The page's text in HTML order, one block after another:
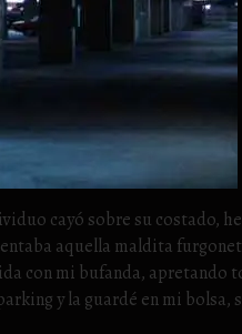
cayó sobre su costado,
aquella maldita
con mi bufanda, apretando
y la guardé en mi bolsa,